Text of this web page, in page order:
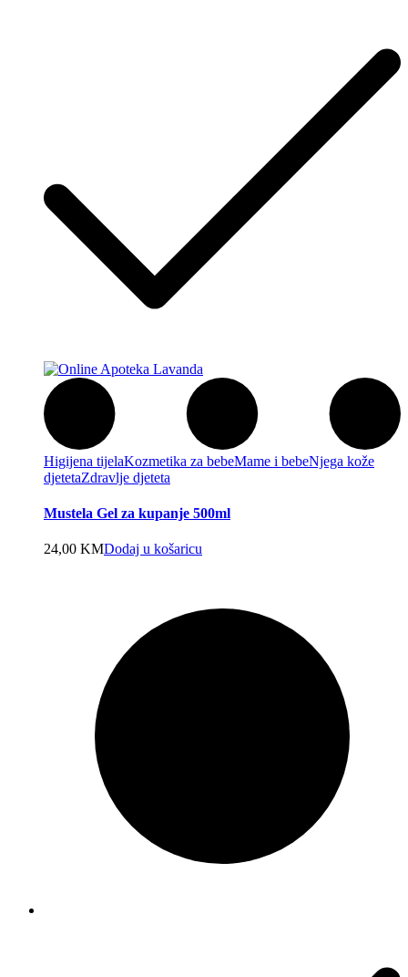
Higijena tijelaKozmetika za bebeMame i bebeNjega kože
djetetaZdravlje djeteta
Mustela Gel za kupanje 500ml
24,00 KMDodaj u košaricu